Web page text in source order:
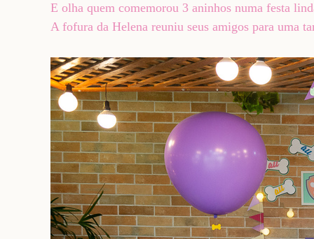
E olha quem comemorou 3 aninhos numa festa
A fofura da Helena reuniu seus amigos para uma